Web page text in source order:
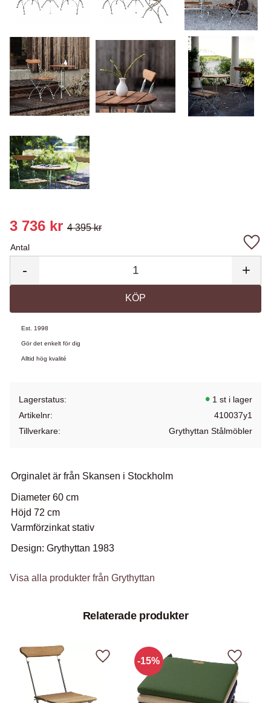
Nedsatt pris:
3 736 kr Ordinarie pris:
4 395kr
Antal
+
-
KÖP
Est. 1998
Gör det enkelt för dig
Alltid hög kvalité
Lagerstatus
1 st i lager
Artikelnr
410037y1
Tillverkare
Grythyttan Stålmöbler
Orginalet är från Skansen i Stockholm
Diameter 60 cm
Höjd 72 cm
Varmförzinkat stativ
Design: Grythyttan 1983
Visa alla produkter från Grythyttan
Relaterade produkter
Lägg till i favoriter
15% Lägg till